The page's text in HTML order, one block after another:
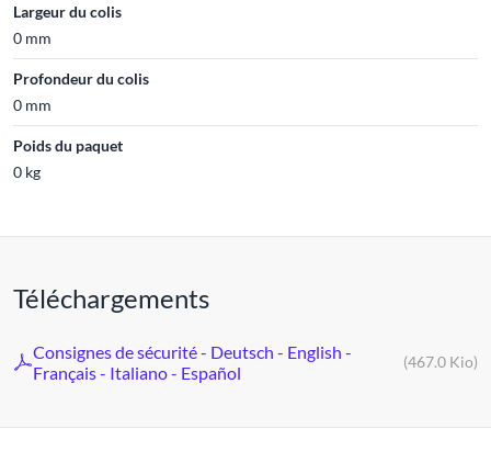
Largeur du colis
0 mm
Profondeur du colis
0 mm
Poids du paquet
0 kg
Téléchargements
Consignes de sécurité - Deutsch - English -
Français - Italiano - Español
(467.0 Kio)